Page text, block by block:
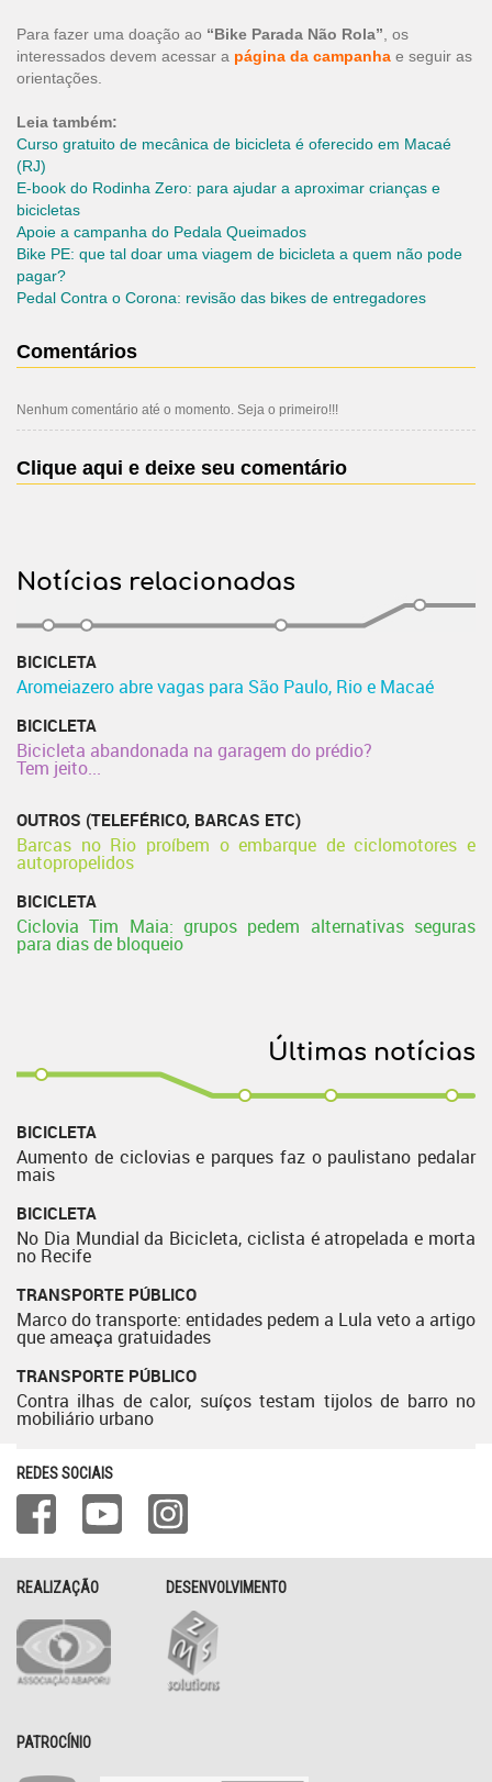
Para fazer uma doação ao “Bike Parada Não Rola” , os
interessados devem acessar a página da campanha e seguir as
orientações.
Leia também:
Curso gratuito de mecânica de bicicleta é oferecido em Macaé
(RJ)
E-book do Rodinha Zero: para ajudar a aproximar crianças e
bicicletas
Apoie a campanha do Pedala Queimados
Bike PE: que tal doar uma viagem de bicicleta a quem não pode
pagar?
Pedal Contra o Corona: revisão das bikes de entregadores
Comentários
Nenhum comentário até o momento. Seja o primeiro!!!
Clique aqui e deixe seu comentário
Notícias relacionadas
BICICLETA
Aromeiazero abre vagas para São Paulo, Rio e Macaé
BICICLETA
Bicicleta abandonada na garagem do prédio?
Tem jeito...
OUTROS (TELEFÉRICO, BARCAS ETC)
Barcas no Rio proíbem o embarque de ciclomotores e
autopropelidos
BICICLETA
Ciclovia Tim Maia: grupos pedem alternativas seguras
para dias de bloqueio
Últimas notícias
BICICLETA
Aumento de ciclovias e parques faz o paulistano pedalar
mais
BICICLETA
No Dia Mundial da Bicicleta, ciclista é atropelada e morta
no Recife
TRANSPORTE PÚBLICO
Marco do transporte: entidades pedem a Lula veto a artigo
que ameaça gratuidades
TRANSPORTE PÚBLICO
Contra ilhas de calor, suíços testam tijolos de barro no
mobiliário urbano
REDES SOCIAIS
REALIZAÇÃO DESENVOLVIMENTO
PATROCÍNIO